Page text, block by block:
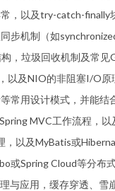
，以及try-catch-finally
步机制（如
，垃圾回收机制及常见
以及NIO的非阻塞I/O原
常用设计模式，并能结
MVC工作流程，以
，以及MyBatis或
或Spring Cloud等分布
与应用，缓存穿透、雪